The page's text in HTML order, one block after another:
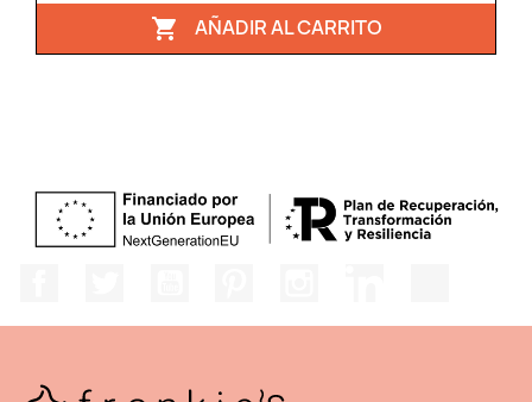
 AÑADIR AL CARRITO